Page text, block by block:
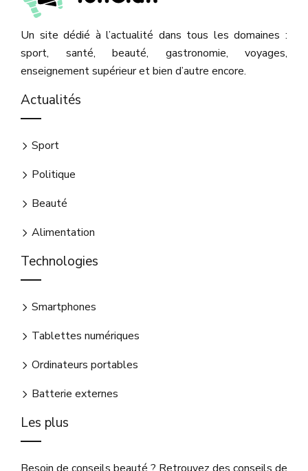
Un site dédié à l’actualité dans tous les domaines :
sport, santé, beauté, gastronomie, voyages,
enseignement supérieur et bien d’autre encore.
Actualités
Sport
Politique
Beauté
Alimentation
Technologies
Smartphones
Tablettes numériques
Ordinateurs portables
Batterie externes
Les plus